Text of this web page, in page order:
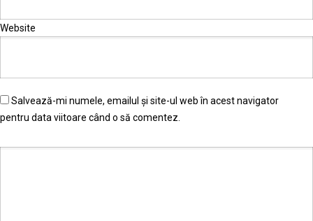
Website
Salvează-mi numele, emailul și site-ul web în acest navigator
pentru data viitoare când o să comentez.